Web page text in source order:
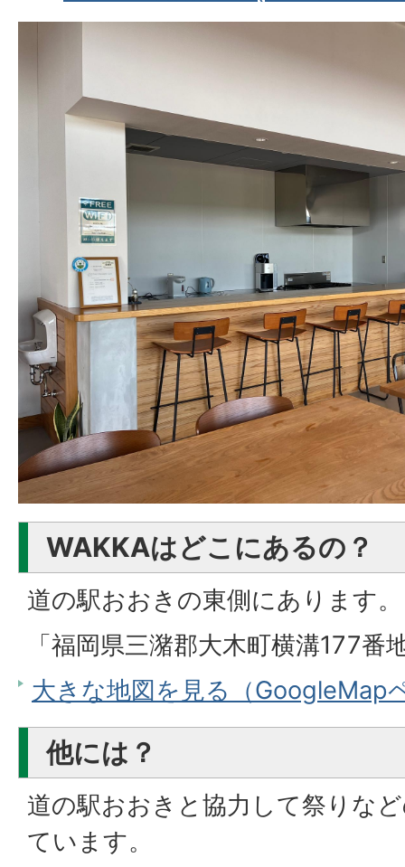
WAKKAはどこにあるの？
道の駅おおきの東側にあります。
「福岡県三潴郡大木町横溝177番
大きな地図を見る（GoogleMap
他には？
道の駅おおきと協力して祭りな
ています。